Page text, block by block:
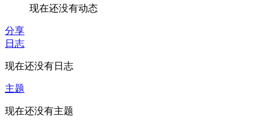
现在还没有动态
分享
日志
现在还没有日志
主题
现在还没有主题